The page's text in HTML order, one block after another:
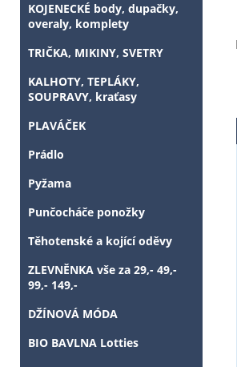
KOJENECKÉ body, dupačky,
overaly, komplety
TRIČKA, MIKINY, SVETRY
KALHOTY, TEPLÁKY,
SOUPRAVY, kraťasy
PLAVÁČEK
Prádlo
Pyžama
Punčocháče ponožky
Těhotenské a kojící oděvy
ZLEVNĚNKA vše za 29,- 49,-
99,- 149,-
DŽÍNOVÁ MÓDA
BIO BAVLNA Lotties